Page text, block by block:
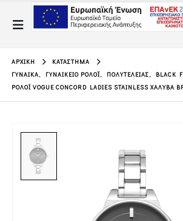
ΑΡΧΙΚΉ
ΚΑΤΆΣΤΗΜΑ
ΓΥΝΑΊΚΑ, ΓΥΝΑΙΚΕΊΟ ΡΟΛΌΙ, ΠΟΛΥΤΕΛΕΊΑΣ,
BLACK
ΡΟΛΌΙ VOGUE CONCORD LADIES STAINLESS ΧΆΛΥΒΑ